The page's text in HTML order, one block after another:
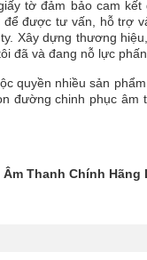
tờ đảm bảo cam kết
được tư vấn, hỗ trợ
Xây dựng thương
đã và đang nỗ lực
quyền nhiều sản
đường chinh phục âm
Thanh Chính Hãng